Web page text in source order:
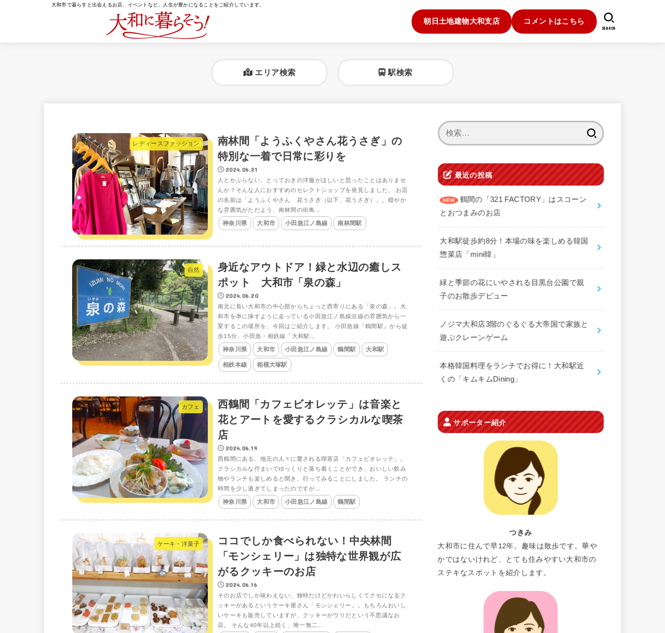
大和市で暮らすと出会えるお店、イベントなど、人生が豊かになることをご紹介しています。
朝日土地建物大和支店 コメントはこちら
SEARCH
エリア検索 駅検索
レディースファッション
南林間「ようふくやさん花うさぎ」の
特別な一着で日常に彩りを
2024.06.21
人とかぶらない、とっておきの洋服がほしいと思ったことはありませ
んか？そんな人におすすめのセレクトショップを発見しました。 お店
の名前は「ようふくやさん 花うさぎ（以下、花うさぎ）」。穏やか
な雰囲気がただよう、南林間の街角...
神奈川県 大和市 小田急江ノ島線 南林間駅
自然
身近なアウトドア！緑と水辺の癒しス
ポット 大和市「泉の森」
2024.06.20
南北に長い大和市の中心部からちょっと西寄りにある「泉の森」。大
和市を串に挿すように走っている小田急江ノ島線沿線の雰囲気から一
変するこの場所を、今回はご紹介します。 小田急線「鶴間駅」から徒
歩15分、小田急・相鉄線「大和駅...
神奈川県 大和市 小田急江ノ島線 鶴間駅 大和駅
相鉄本線 相模大塚駅
カフェ
西鶴間「カフェビオレッテ」は音楽と
花とアートを愛するクラシカルな喫茶
店
2024.06.19
西鶴間にある、地元の人々に愛される喫茶店「カフェビオレッテ」。
クラシカルな佇まいでゆっくりと落ち着くことができ、おいしい飲み
物やランチも楽しめると聞き、行ってみることにしました。 ランチの
時間を少し過ぎてしまったのですが...
神奈川県 大和市 小田急江ノ島線 鶴間駅
ケーキ・洋菓子
ココでしか食べられない！中央林間
「モンシェリー」は独特な世界観が広
がるクッキーのお店
2024.06.16
そのお店でしか味わえない、独特だけどかわいらしくてクセになるク
ッキーがあるというケーキ屋さん「モンシェリー」。もちろんおいし
いケーキも販売していますが、クッキーがウリだという不思議なお
店。 そんな40年以上続く、唯一無二...
最近の投稿
鶴間の「321 FACTORY」はスコーン
とおつまみのお店
大和駅徒歩約8分！本場の味を楽しめる韓国
惣菜店「mini韓」
緑と季節の花にいやされる目黒台公園で親
子のお散歩デビュー
ノジマ大和店3階のぐるぐる大帝国で家族と
遊ぶクレーンゲーム
本格韓国料理をランチでお得に！大和駅近
くの「キムキムDining」
サポーター紹介
つきみ
大和市に住んで早12年。趣味は散歩です。華や
かではないけれど、とても住みやすい大和市の
ステキなスポットを紹介します。